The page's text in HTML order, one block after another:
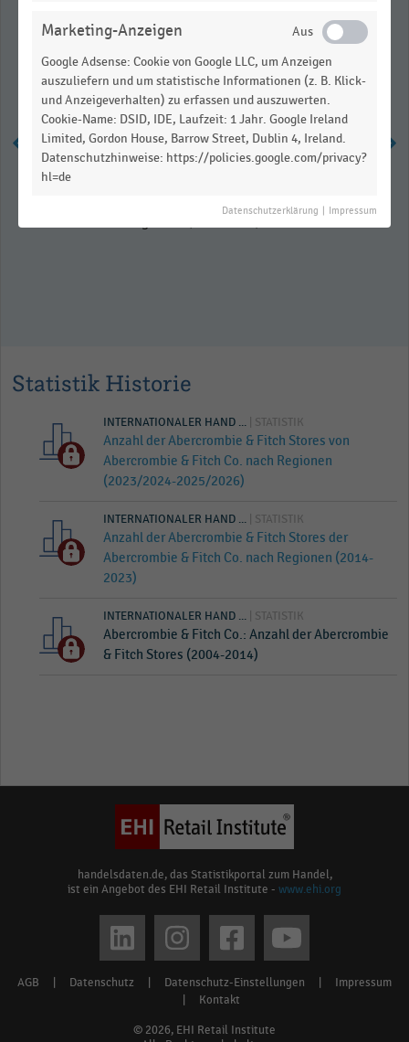
Stores der Abercrombie & Fitch Co.
Statistik Historie
INTERNATIONALER HAND ... | STATISTIK
Anzahl der Abercrombie & Fitch Stores von
Abercrombie & Fitch Co. nach Regionen
(2023/2024-2025/2026)
INTERNATIONALER HAND ... | STATISTIK
Anzahl der Abercrombie & Fitch Stores der
Abercrombie & Fitch Co. nach Regionen (2014-
2023)
INTERNATIONALER HAND ... | STATISTIK
Abercrombie & Fitch Co.: Anzahl der Abercrombie
& Fitch Stores (2004-2014)
handelsdaten.de, das Statistikportal zum Handel,
ist ein Angebot des EHI Retail Institute - www.ehi.org
© 2026, EHI Retail Institute
Footer
AGB Datenschutz Datenschutz-Einstellungen
Impressum
Kontakt
Marketing-Anzeigen
Google Adsense: Cookie von Google LLC, um Anzeigen
auszuliefern und um statistische Informationen (z. B. Klick-
und Anzeigeverhalten) zu erfassen und auszuwerten.
Cookie-Name: DSID, IDE, Laufzeit: 1 Jahr. Google Ireland
Limited, Gordon House, Barrow Street, Dublin 4, Ireland.
Datenschutzhinweise: https://policies.google.com/privacy?
hl=de
Datenschutzerklärung Impressum